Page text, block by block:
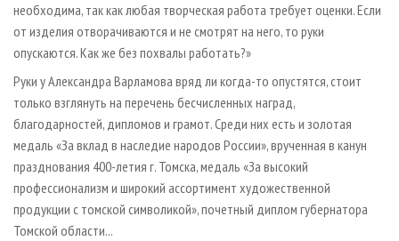
необходима, так как любая творческая работа требует оценки. Если
от изделия отворачиваются и не смотрят на него, то руки
опускаются. Как же без похвалы работать?»
Руки у Александра Варламова вряд ли когда-то опустятся, стоит
только взглянуть на перечень бесчисленных наград,
благодарностей, дипломов и грамот. Среди них есть и золотая
медаль «За вклад в наследие народов России», врученная в канун
празднования 400-летия г. Томска, медаль «За высокий
профессионализм и широкий ассортимент художественной
продукции с томской символикой», почетный диплом губернатора
Томской области...